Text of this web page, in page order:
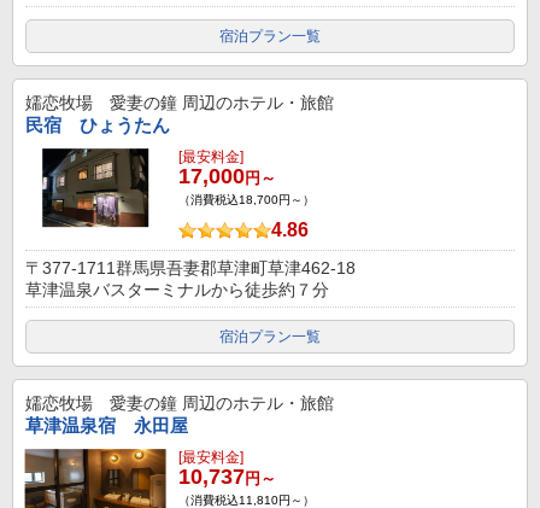
宿泊プラン一覧
嬬恋牧場 愛妻の鐘 周辺のホテル・旅館
民宿 ひょうたん
[最安料金]
17,000円～
（消費税込18,700円～）
4.86
〒377-1711群馬県吾妻郡草津町草津462-18
草津温泉バスターミナルから徒歩約７分
宿泊プラン一覧
嬬恋牧場 愛妻の鐘 周辺のホテル・旅館
草津温泉宿 永田屋
[最安料金]
10,737円～
（消費税込11,810円～）